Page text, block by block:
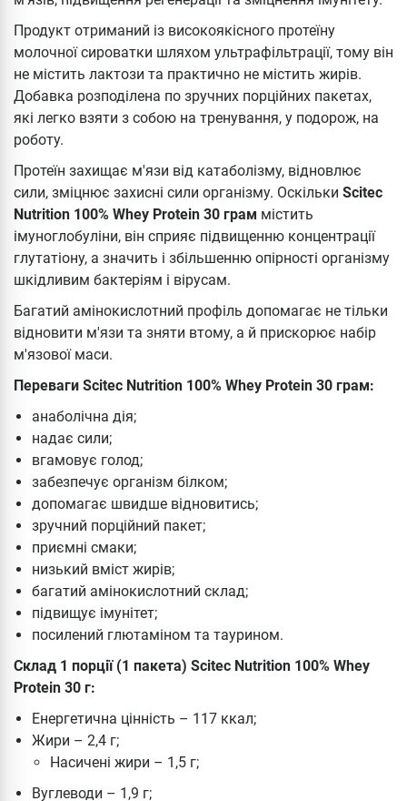
Продукт отриманий із високоякісного протеїну
молочної сироватки шляхом ультрафільтрації, тому він
не містить лактози та практично не містить жирів.
Добавка розподілена по зручних порційних пакетах,
які легко взяти з собою на тренування, у подорож, на
роботу.
Протеїн захищає м'язи від катаболізму, відновлює
сили, зміцнює захисні сили організму. Оскільки Scitec
Nutrition 100% Whey Protein 30 грам містить
імуноглобуліни, він сприяє підвищенню концентрації
глутатіону, а значить і збільшенню опірності організму
шкідливим бактеріям і вірусам.
Багатий амінокислотний профіль допомагає не тільки
відновити м'язи та зняти втому, а й прискорює набір
м'язової маси.
Переваги Scitec Nutrition 100% Whey Protein 30 грам:
анаболічна дія;
надає сили;
вгамовує голод;
забезпечує організм білком;
допомагає швидше відновитись;
зручний порційний пакет;
приємні смаки;
низький вміст жирів;
багатий амінокислотний склад;
підвищує імунітет;
посилений глютаміном та таурином.
Склад 1 порції (1 пакета) Scitec Nutrition 100% Whey
Protein 30 г:
Енергетична цінність – 117 ккал;
Жири – 2,4 г;
Насичені жири – 1,5 г;
Вуглеводи – 1,9 г;